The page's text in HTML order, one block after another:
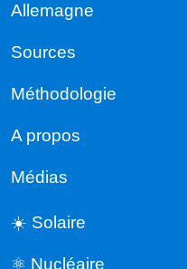
Allemagne
Sources
Méthodologie
A propos
Médias
☀️ Solaire
⚛️ Nucléaire